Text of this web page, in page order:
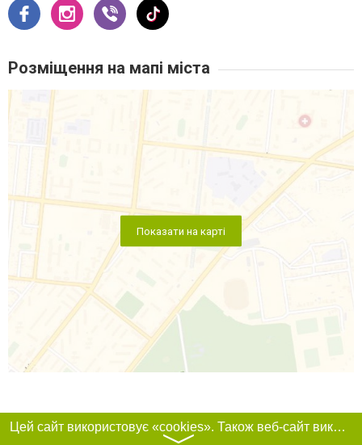
Розміщення на мапі міста
Показати на карті
Цей сайт використовує «cookies». Також веб-сайт використовує інтернет-сервіс для збору технічних даних стосовно відвідувачів з метою отримання маркетингової та статистичної інформації. Умови обробки даних відвідувачів сайту див.
〉